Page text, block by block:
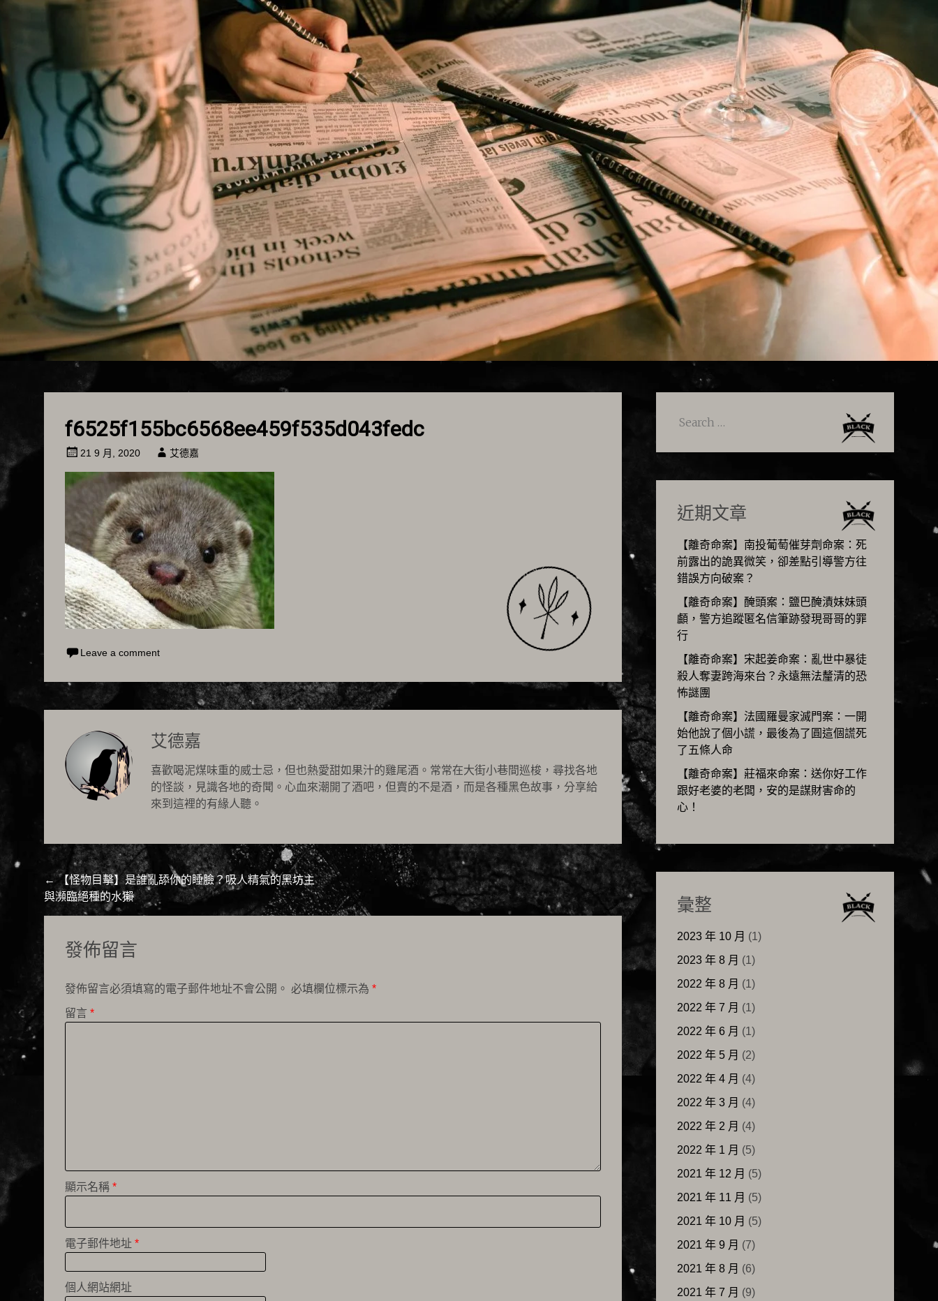
f6525f155bc6568ee459f535d043fedc
21 9 月, 2020 艾德嘉
Leave a comment
艾德嘉
喜歡喝泥煤味重的威士忌，但也熱愛甜如果汁的雞尾酒。常常在大街小巷間巡梭，尋找各地
的怪談，見識各地的奇聞。心血來潮開了酒吧，但賣的不是酒，而是各種黑色故事，分享給
來到這裡的有緣人聽。
Post
navigation
←【怪物目擊】是誰亂舔你的睡臉？吸人精氣的黑坊主
與瀕臨絕種的水獺
發佈留言
發佈留言必須填寫的電子郵件地址不會公開。 必填欄位標示為 *
留言 *
顯示名稱 *
電子郵件地址 *
個人網站網址
Search
近期文章
【離奇命案】南投葡萄催芽劑命案：死
前露出的詭異微笑，卻差點引導警方往
錯誤方向破案？
【離奇命案】醃頭案：鹽巴醃漬妹妹頭
顱，警方追蹤匿名信筆跡發現哥哥的罪
行
【離奇命案】宋起姜命案：亂世中暴徒
殺人奪妻跨海來台？永遠無法釐清的恐
怖謎團
【離奇命案】法國羅曼家滅門案：一開
始他說了個小謊，最後為了圓這個謊死
了五條人命
【離奇命案】莊福來命案：送你好工作
跟好老婆的老闆，安的是謀財害命的
心！
彙整
2023 年 10 月 (1)
2023 年 8 月 (1)
2022 年 8 月 (1)
2022 年 7 月 (1)
2022 年 6 月 (1)
2022 年 5 月 (2)
2022 年 4 月 (4)
2022 年 3 月 (4)
2022 年 2 月 (4)
2022 年 1 月 (5)
2021 年 12 月 (5)
2021 年 11 月 (5)
2021 年 10 月 (5)
2021 年 9 月 (7)
2021 年 8 月 (6)
2021 年 7 月 (9)